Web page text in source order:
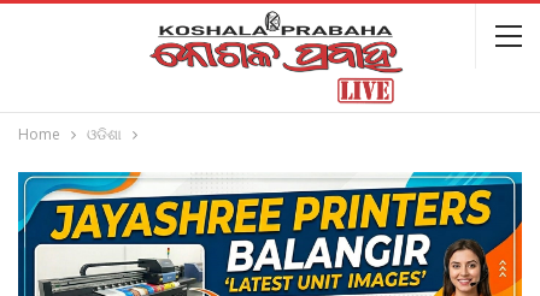
Home ଓଡିଶା